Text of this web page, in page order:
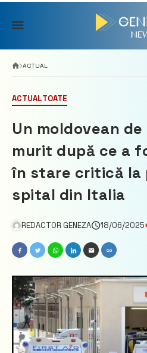
Skip
content
ACTUAL
ACTUALTOATE
Un moldovean de
murit după ce a
în stare critică la
spital din Italia
REDACTOR GENEZA 18/06/2025